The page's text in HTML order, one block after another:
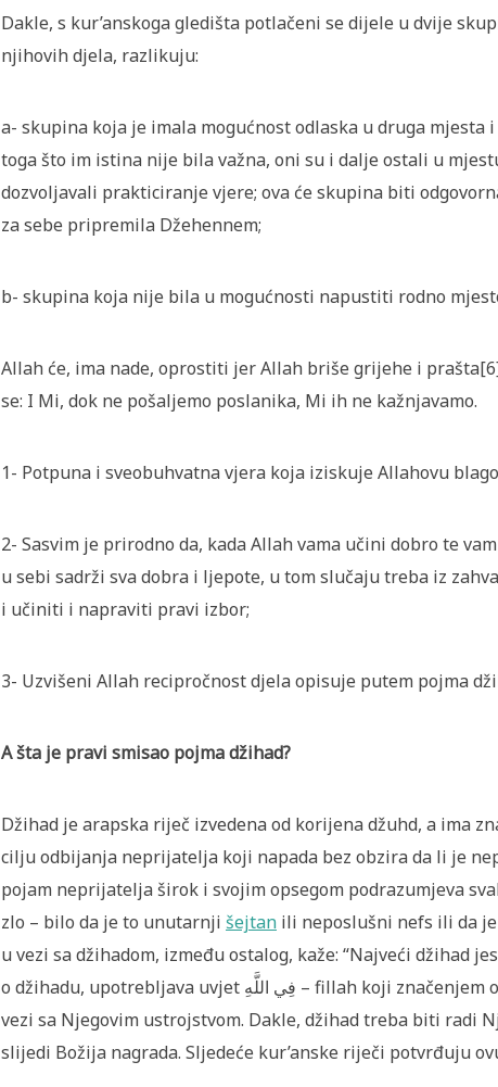
Dakle, s kur’anskoga gledišta potlačeni se dijele u dvije
njihovih djela, razlikuju:
a- skupina koja je imala mogućnost odlaska u druga mjesta
toga što im istina nije bila važna, oni su i dalje ostali u
dozvoljavali prakticiranje vjere; ova će skupina biti
za sebe pripremila Džehennem;
b- skupina koja nije bila u mogućnosti napustiti rodno
Allah će, ima nade, oprostiti jer Allah briše grijehe i
se: I Mi, dok ne pošaljemo poslanika, Mi ih ne kažnjavamo.
1- Potpuna i sveobuhvatna vjera koja iziskuje Allahovu
2- Sasvim je prirodno da, kada Allah vama učini dobro te
u sebi sadrži sva dobra i ljepote, u tom slučaju treba iz
i učiniti i napraviti pravi izbor;
3- Uzvišeni Allah recipročnost djela opisuje putem pojma
A šta je pravi smisao pojma džihad?
Džihad je arapska riječ izvedena od korijena džuhd, a ima
cilju odbijanja neprijatelja koji napada bez obzira da li je
pojam neprijatelja širok i svojim opsegom podrazumjeva
zlo – bilo da je to unutarnji šejtan ili neposlušni nefs ili da
u vezi sa džihadom, između ostalog, kaže: “Najveći džihad
o džihadu, upotrebljava uvjet فِي اللَّهِ – fillah koji značenjem obuhvata sve što upućuje na Allaha i što je u
vezi sa Njegovim ustrojstvom. Dakle, džihad treba biti radi
slijedi Božija nagrada. Sljedeće kur’anske riječi potvrđuju